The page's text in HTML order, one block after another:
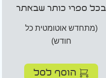
בכל ספרי כותר שבאתר
(מתחדש אוטומטית כל
חודש)
הוסף לסל